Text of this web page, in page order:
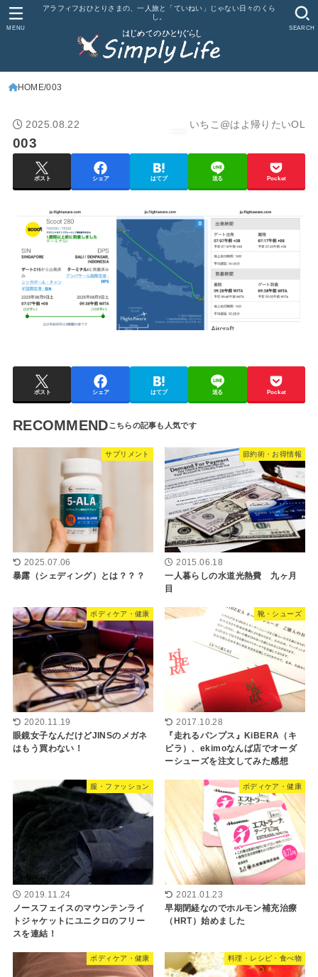
アラフィフおひとりさまの、一人旅と「ていねい」じゃない日々のくら
し。
SEARCH
MENU
HOME 003
2025.08.22 いちこ@はよ帰りたいOL
003
ポスト シェア はてブ 送る Pocket
ポスト シェア はてブ 送る Pocket
RECOMMEND
サプリメント
2025.07.06
暴露（シェディング）とは？？？
節約術・お得情報
2015.06.18
一人暮らしの水道光熱費 九ヶ月
目
ボディケア・健康
2020.11.19
眼鏡女子なんだけどJINSのメガネ
はもう買わない！
靴・シューズ
2017.10.28
『走れるパンプス』KiBERA（キ
ビラ）、ekimoなんば店でオーダ
ーシューズを注文してみた感想
服・ファッション
2019.11.24
ノースフェイスのマウンテンライ
トジャケットにユニクロのフリー
スを連結！
ボディケア・健康
2021.01.23
早期閉経なのでホルモン補充治療
（HRT）始めました
ボディケア・健康 料理・レシピ・食べ物